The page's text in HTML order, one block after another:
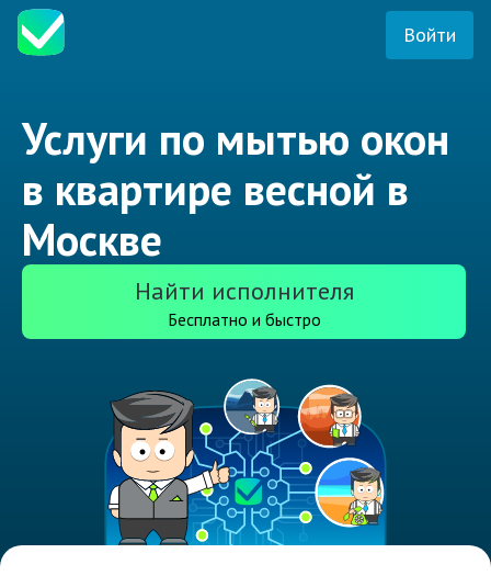
Войти
Услуги по мытью окон
в квартире весной в
Москве
Найти исполнителя
Бесплатно и быстро